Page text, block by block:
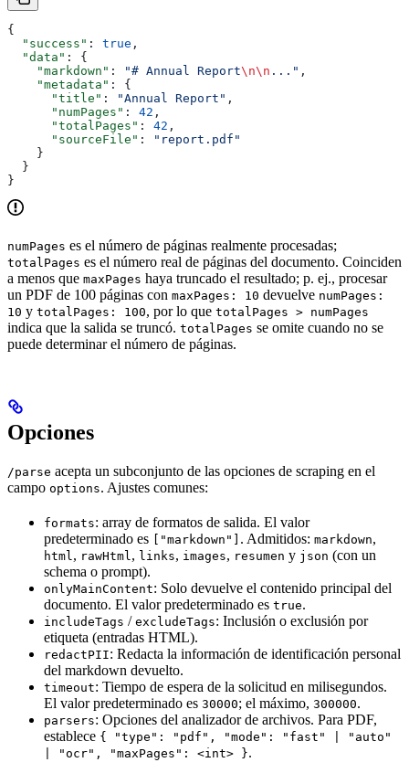
{
  "success"
: true ,
  "data"
: {
    "markdown"
: "# Annual Report\n\n ..." ,
    "metadata"
: {
      "title"
: "Annual Report" ,
      "numPages"
: 42 ,
      "totalPages"
: 42 ,
      "sourceFile"
:
"report.pdf"
    }
  }
}
numPages es el número de páginas realmente procesadas;
totalPages es el número real de páginas del documento. Coinciden
a menos que maxPages haya truncado el resultado; p. ej., procesar
un PDF de 100 páginas con maxPages: 10 devuelve numPages:
10 y totalPages: 100, por lo que totalPages > numPages
indica que la salida se truncó. totalPages se omite cuando no se
puede determinar el número de páginas.
Opciones
/parse acepta un subconjunto de las opciones de scraping en el
campo options. Ajustes comunes:
formats: array de formatos de salida. El valor
predeterminado es ["markdown"] . Admitidos: markdown,
html , rawHtml , links, images, resumen y json (con un
schema o prompt).
onlyMainContent: Solo devuelve el contenido principal del
documento. El valor predeterminado es true.
includeTags / excludeTags: Inclusión o exclusión por
etiqueta (entradas HTML).
redactPII: Redacta la información de identificación personal
del markdown devuelto.
timeout: Tiempo de espera de la solicitud en milisegundos.
El valor predeterminado es 30000; el máximo, 300000.
parsers: Opciones del analizador de archivos. Para PDF,
establece { "type": "pdf", "mode": "fast" | "auto"
| "ocr", "maxPages": <int> }.